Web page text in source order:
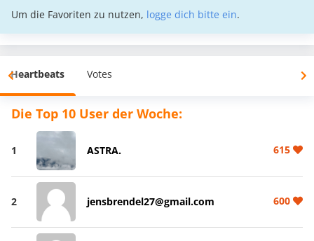
Um die Favoriten zu nutzen, logge dich bitte ein.
Heartbeats Votes
Die Top 10 User der Woche:
1 ASTRA. 615
2 jensbrendel27@gmail.com 600